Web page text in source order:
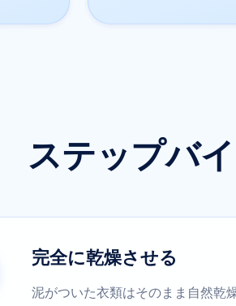
ステップバ
完全に乾燥させる
泥がついた衣類はそのまま自然乾